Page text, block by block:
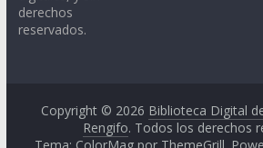
derechos
reservados.
Copyright © 2026 Biblioteca Digital
Rengifo. Todos los derechos